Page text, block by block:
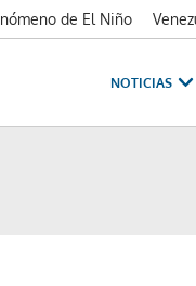
de El Niño
NOTICIAS